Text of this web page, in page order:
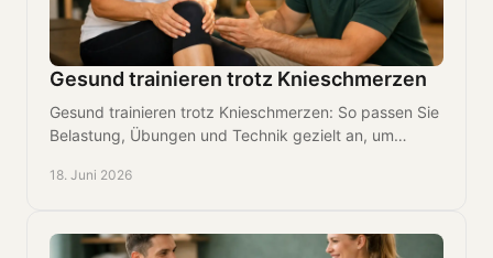
Gesund trainieren trotz Knieschmerzen
Gesund trainieren trotz Knieschmerzen: So passen Sie
Belastung, Übungen und Technik gezielt an, um
18. Juni 2026